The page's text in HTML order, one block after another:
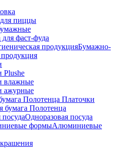
пиццы
для фаст-фуда
Бумажно-
продукция
Plushe
влажные
ажурные
Полотенца Платочки
бумага Полотенца
Одноразовая посуда
Алюминиевые